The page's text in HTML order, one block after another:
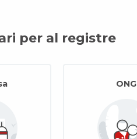
per al registre
ONG